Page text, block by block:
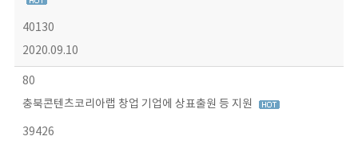
40130
2020.09.10
80
충북콘텐츠코리아랩 창업 기업에 상표출원 등 지원
39426